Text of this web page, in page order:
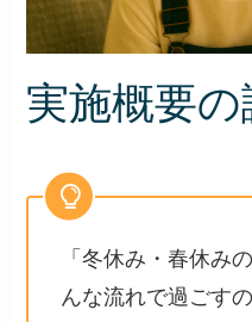
実施概要
「冬休み・春休み
んな流れで過ごす